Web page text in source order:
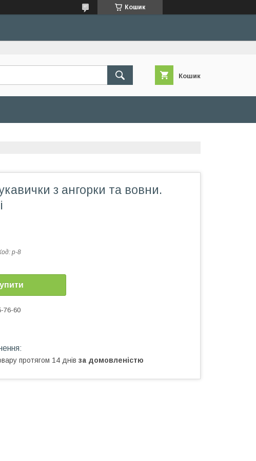
Кошик
Кошик
з ангорки та вовни.
р-8
76-60
протягом 14 днів за домовленістю